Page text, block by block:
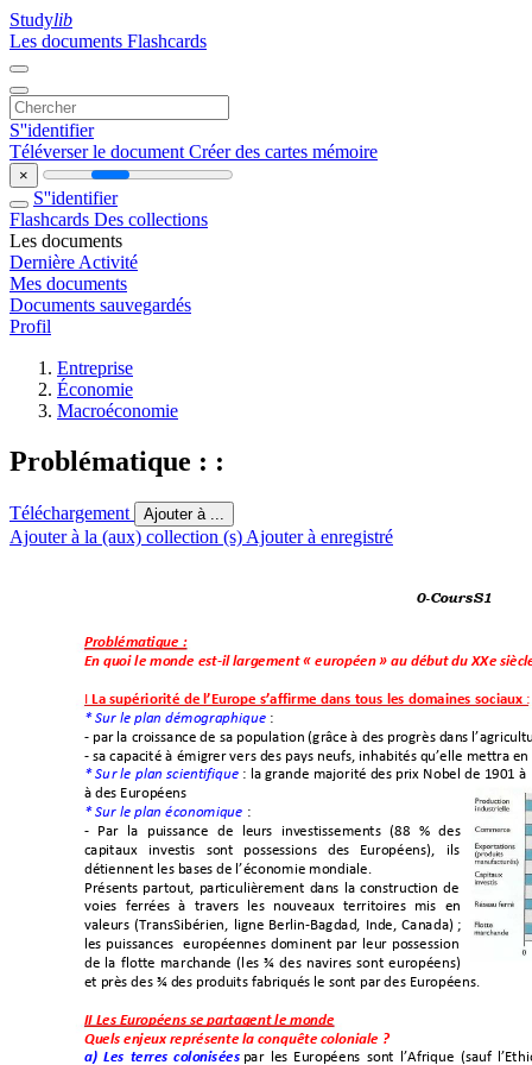
Studylib
Les documents Flashcards
S''identifier
Téléverser le document Créer des cartes mémoire
×
S''identifier
Flashcards Des collections
Les documents
Dernière Activité
Mes documents
Documents sauvegardés
Profil
Entreprise
Économie
Macroéconomie
Problématique : :
Téléchargement Ajouter à ...
Ajouter à la (aux) collection (s) Ajouter à enregistré
                                     0-CoursS1
Problématique :
En quoi le monde est-il largement « européen » au début du XXe
I La supériorité de l’Europe s’affirme dans tous les domaines sociaux
* Sur le plan démographique :
- par la croissance de sa population (grâce à des progrès dans l’agric
- sa capacité à émigrer vers des pays neufs, inhabités qu’elle mettra en
* Sur le plan scientifique : la grande majorité des prix Nobe l de 1901 à
à des Européens
* Sur le plan économique :
-
Par la puissance de leurs investissements (88 % des
capitaux
investis sont possessions des Européens),
ils
détiennent les bases de l’économie mondiale.
Présents partout, particulièrement dans la construction de
voies
ferrées à travers les nouveaux territoires mis
en
valeurs (TransSibérien, ligne Berlin-Bagdad, Inde Canada) ;
les puissances européennes dominent par leur possession
de la flotte marchande (les ¾ des navires sont européens)
et près des ¾ des produits fabriqués le sont par des Européens.
II Les Européens se partagent le monde
Quels enjeux représente la conquête coloniale ?
a) Les terres colonisées par les Européens sont l’Afrique (sauf l’Eth